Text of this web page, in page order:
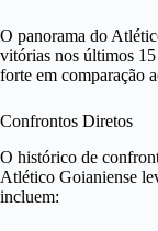
O panorama do
vitórias nos últimos
forte em comparação
Confrontos Diretos
O histórico de
Atlético Goianiense
incluem: